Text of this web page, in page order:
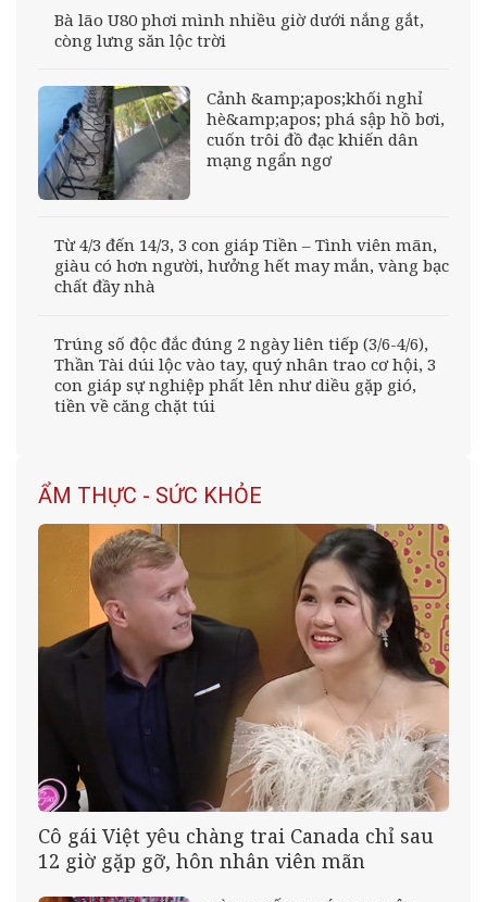
Bà lão U80 phơi mình nhiều giờ dưới nắng gắt,
còng lưng săn lộc trời
Cảnh &amp;apos;khối nghỉ
hè&amp;apos; phá sập hồ bơi,
cuốn trôi đồ đạc khiến dân
mạng ngẩn ngơ
Từ 4/3 đến 14/3, 3 con giáp Tiền – Tình viên mãn,
giàu có hơn người, hưởng hết may mắn, vàng bạc
chất đầy nhà
Trúng số độc đắc đúng 2 ngày liên tiếp (3/6-4/6),
Thần Tài dúi lộc vào tay, quý nhân trao cơ hội, 3
con giáp sự nghiệp phất lên như diều gặp gió,
tiền về căng chặt túi
ẨM THỰC - SỨC KHỎE
Cô gái Việt yêu chàng trai Canada chỉ sau
12 giờ gặp gỡ, hôn nhân viên mãn